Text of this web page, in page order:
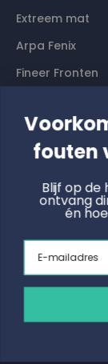
Extreem mat
Arpa Fenix
Fineer Fronten
Contact
Langs komen?
hebben wij alle
Boek een
KNOET
Radonstraat 4,
026 2005 102
fouten
Blijf op
ontvang
én